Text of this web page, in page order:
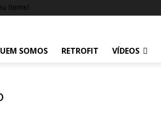
items!
SOMOS RETROFIT VÍDEOS